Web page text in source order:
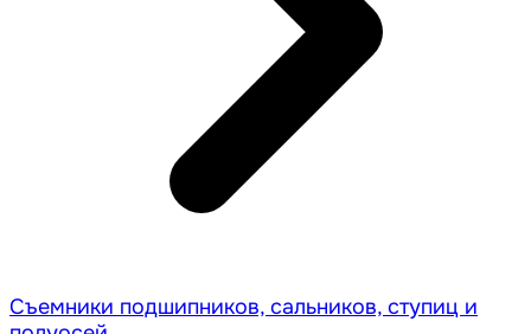
Съемники подшипников, сальников, ступиц и